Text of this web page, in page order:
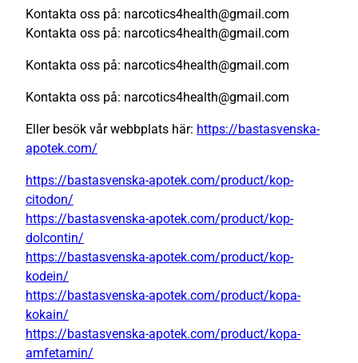
Kontakta oss på: narcotics4health@gmail.com
Kontakta oss på: narcotics4health@gmail.com
Kontakta oss på: narcotics4health@gmail.com
Kontakta oss på: narcotics4health@gmail.com
Eller besök vår webbplats här: https://bastasvenska-
apotek.com/
https://bastasvenska-apotek.com/product/kop-
citodon/
https://bastasvenska-apotek.com/product/kop-
dolcontin/
https://bastasvenska-apotek.com/product/kop-
kodein/
https://bastasvenska-apotek.com/product/kopa-
kokain/
https://bastasvenska-apotek.com/product/kopa-
amfetamin/